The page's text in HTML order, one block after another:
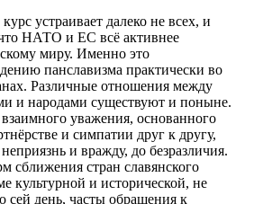
устраивает далеко не всех, и
НАТО и ЕС всё активнее
миру. Именно это
панславизма практически во
Различные отношения между
и народами существуют и поныне.
уважения, основанного
и симпатии друг к другу,
и вражду, до безразличия.
сближения стран славянского
культурной и исторической, не
сей день, часты обращения к